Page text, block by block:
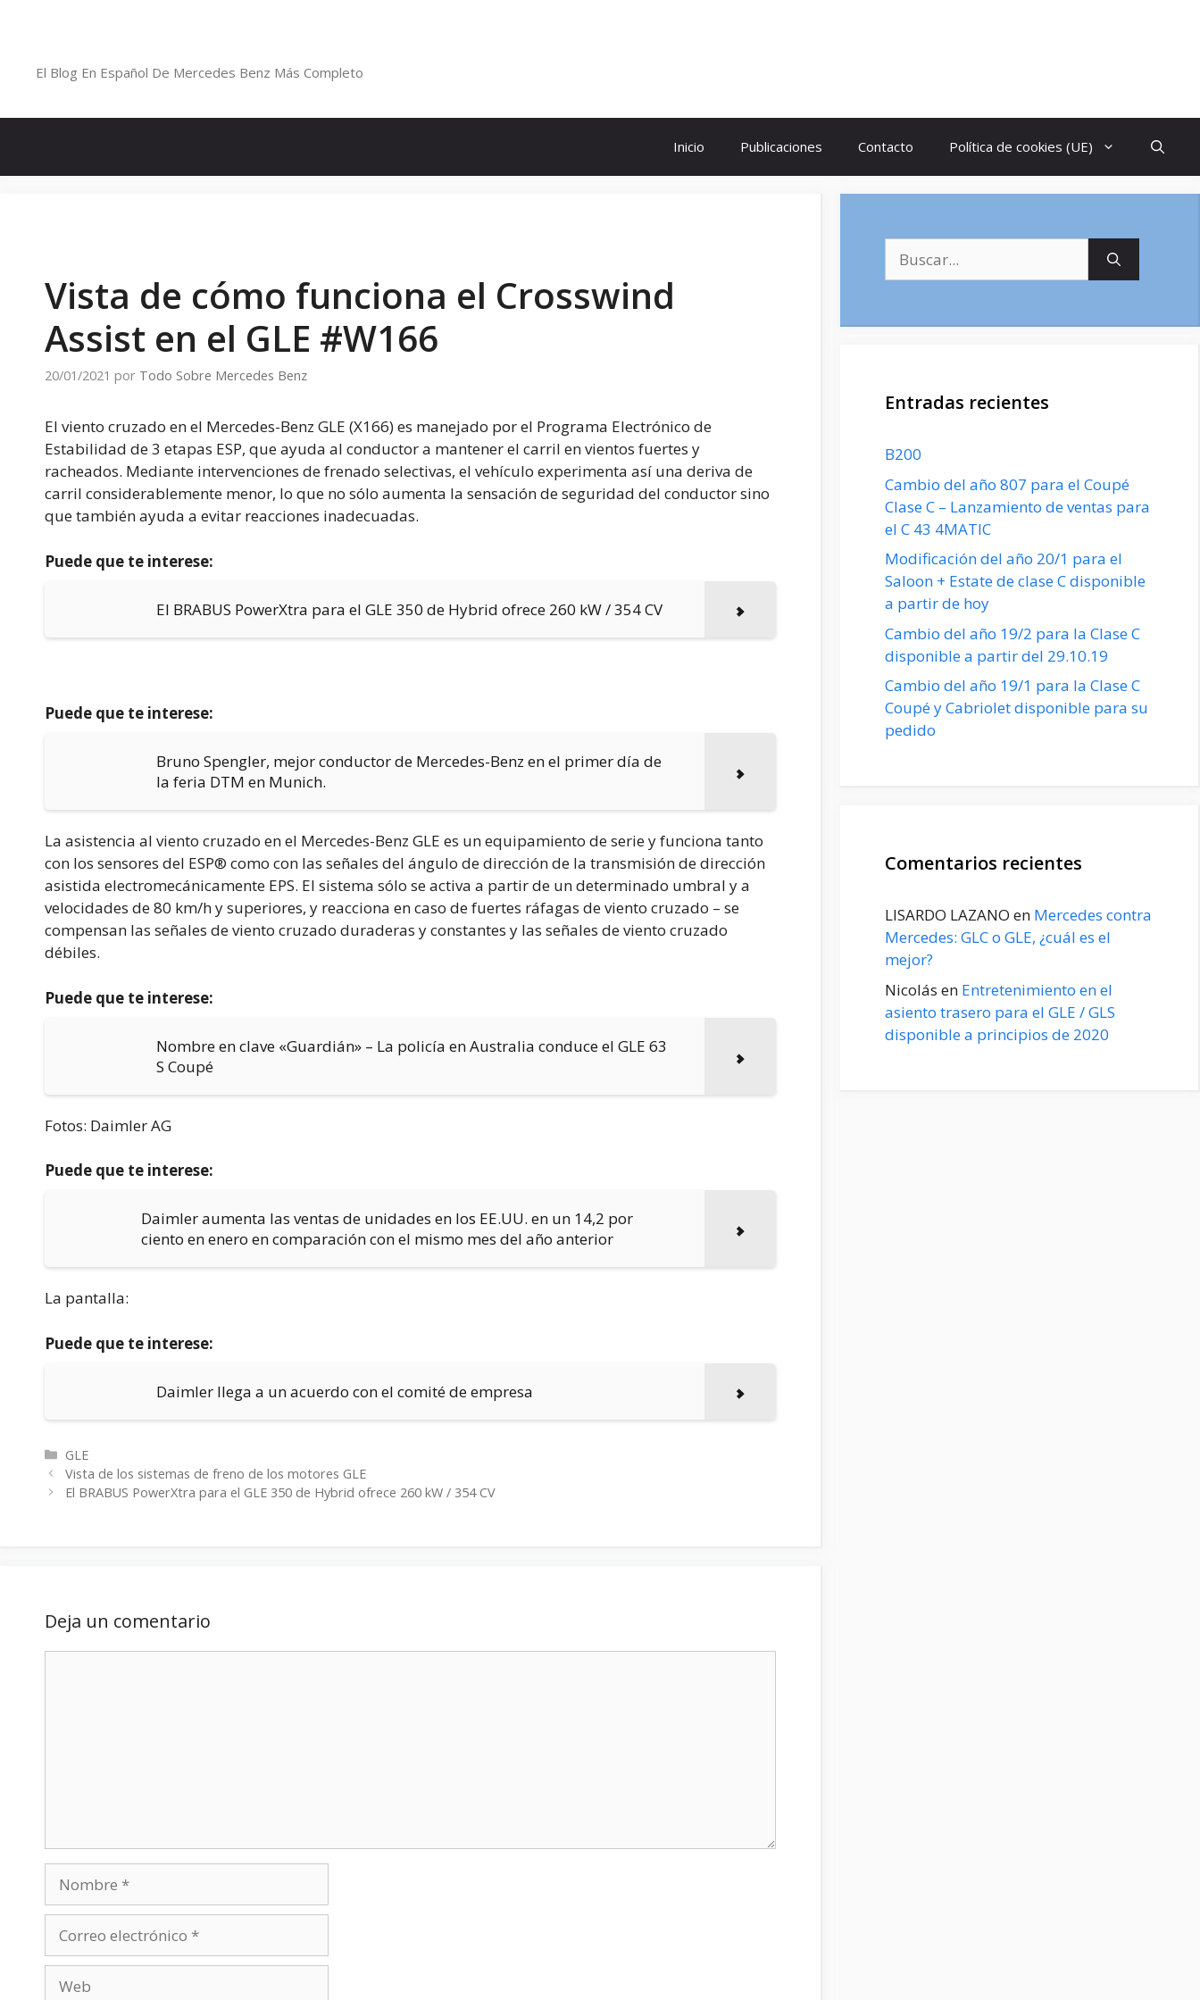
El Blog En Español De Mercedes Benz Más Completo
Inicio Publicaciones Contacto Política de cookies (UE)
Vista de cómo funciona el Crosswind
Assist en el GLE #W166
20/01/2021 por Todo Sobre Mercedes Benz
El viento cruzado en el Mercedes-Benz GLE (X166) es manejado por el Programa Electrónico de
Estabilidad de 3 etapas ESP, que ayuda al conductor a mantener el carril en vientos fuertes y
racheados. Mediante intervenciones de frenado selectivas, el vehículo experimenta así una deriva de
carril considerablemente menor, lo que no sólo aumenta la sensación de seguridad del conductor sino
que también ayuda a evitar reacciones inadecuadas.
Puede que te interese:
El BRABUS PowerXtra para el GLE 350 de Hybrid ofrece 260 kW / 354 CV
Puede que te interese:
Bruno Spengler, mejor conductor de Mercedes-Benz en el primer día de
la feria DTM en Munich.
La asistencia al viento cruzado en el Mercedes-Benz GLE es un equipamiento de serie y funciona tanto
con los sensores del ESP® como con las señales del ángulo de dirección de la transmisión de dirección
asistida electromecánicamente EPS. El sistema sólo se activa a partir de un determinado umbral y a
velocidades de 80 km/h y superiores, y reacciona en caso de fuertes ráfagas de viento cruzado – se
compensan las señales de viento cruzado duraderas y constantes y las señales de viento cruzado
débiles.
Puede que te interese:
Nombre en clave «Guardián» – La policía en Australia conduce el GLE 63
S Coupé
Fotos: Daimler AG
Puede que te interese:
Daimler aumenta las ventas de unidades en los EE.UU. en un 14,2 por
ciento en enero en comparación con el mismo mes del año anterior
La pantalla:
Puede que te interese:
Daimler llega a un acuerdo con el comité de empresa
Categorías
GLE
Vista de los sistemas de freno de los motores GLE
El BRABUS PowerXtra para el GLE 350 de Hybrid ofrece 260 kW / 354 CV
Deja un comentario
electrónico
Entradas recientes
B200
Cambio del año 807 para el Coupé
Clase C – Lanzamiento de ventas para
el C 43 4MATIC
Modificación del año 20/1 para el
Saloon + Estate de clase C disponible
a partir de hoy
Cambio del año 19/2 para la Clase C
disponible a partir del 29.10.19
Cambio del año 19/1 para la Clase C
Coupé y Cabriolet disponible para su
pedido
Comentarios recientes
LISARDO LAZANO en Mercedes contra
Mercedes: GLC o GLE, ¿cuál es el
mejor?
Nicolás en Entretenimiento en el
asiento trasero para el GLE / GLS
disponible a principios de 2020